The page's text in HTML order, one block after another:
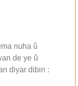
nuha û
de ye û
diyar dibin :